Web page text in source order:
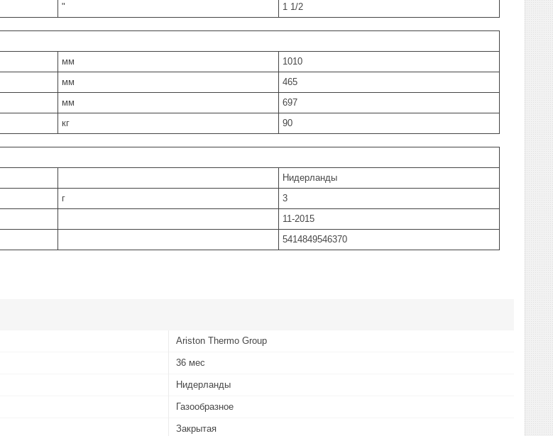
" 1 1/2
мм
1010
мм
465
мм
697
кг 90
Нидерланды
г
3
11-2015
5414849546370
Ariston Thermo Group
36 мес
Нидерланды
Газообразное
Закрытая